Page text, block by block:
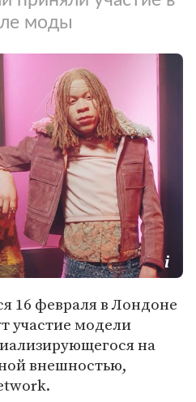
моды
16 февраля в Лондоне
участие модели
на
внешностью,